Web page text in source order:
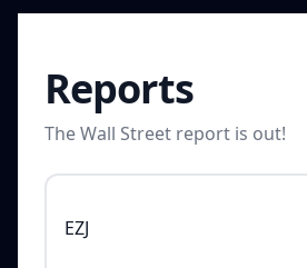
Reports
The Wall Street report is out!